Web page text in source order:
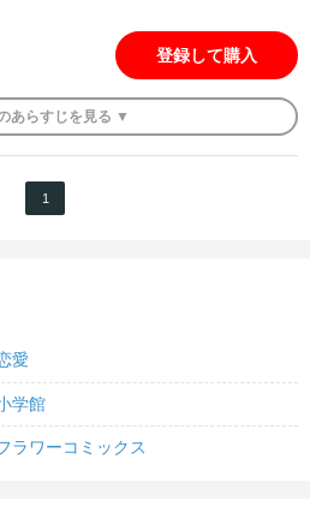
登録して購入
あらすじを 見る ▼
1
愛
学館
ラワーコミックス